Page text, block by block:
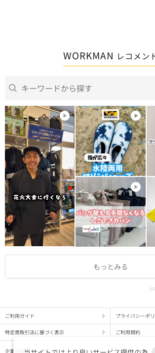
WORKMAN レコメン
ご利用ガイド プライバシーポ
特定商取引法に基づく表示 ご利用規約
企業情報